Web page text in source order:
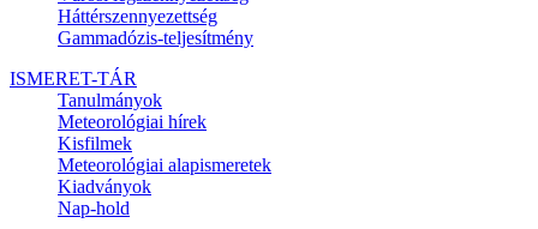
Háttérszennyezettség
Gammadózis-teljesítmény
ISMERET-TÁR
Tanulmányok
Meteorológiai hírek
Kisfilmek
Meteorológiai alapismeretek
Kiadványok
Nap-hold